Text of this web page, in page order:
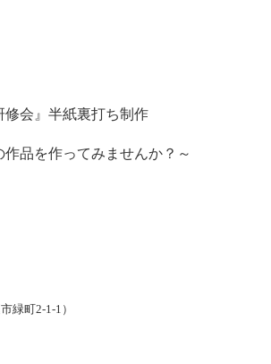
修会』半紙裏打ち制作
品を作ってみませんか？～
緑町2-1-1）